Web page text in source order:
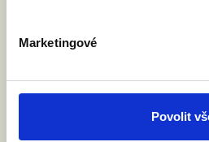
Marketingové
Povolit
Váš e-mail: